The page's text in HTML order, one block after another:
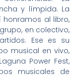
y límpida. La
al libro,
en colectivo,
Ese es su
musical en vivo,
Power Fest,
musicales de